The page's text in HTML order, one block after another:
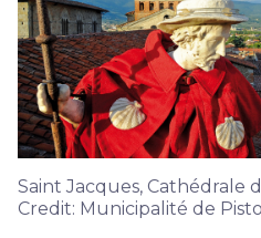
Saint Jacques, Cathédrale
Credit: Municipalité de